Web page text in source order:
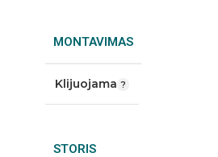
MONTAVIMAS
Klijuojama
STORIS